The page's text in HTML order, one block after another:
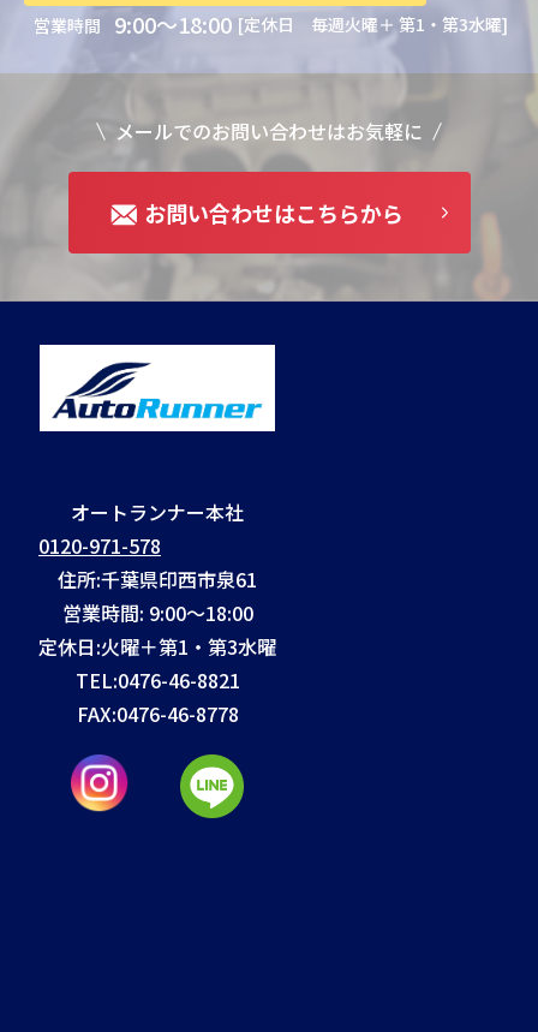
営業時間 9:00～18:00 [定休日 毎週火曜＋ 第1・第3水曜]
メールでのお問い合わせはお気軽に
お問い合わせはこちらから
オートランナー本社
0120-971-578
住所:千葉県印西市泉61
営業時間: 9:00～18:00
定休日:火曜＋第1・第3水曜
TEL:0476-46-8821
FAX:0476-46-8778